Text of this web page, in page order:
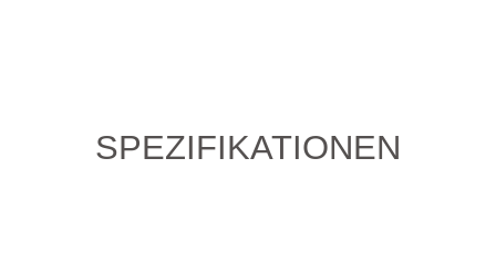
SPEZIFIKATIONEN